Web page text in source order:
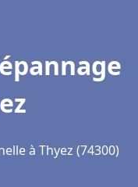
à Thyez (74300)